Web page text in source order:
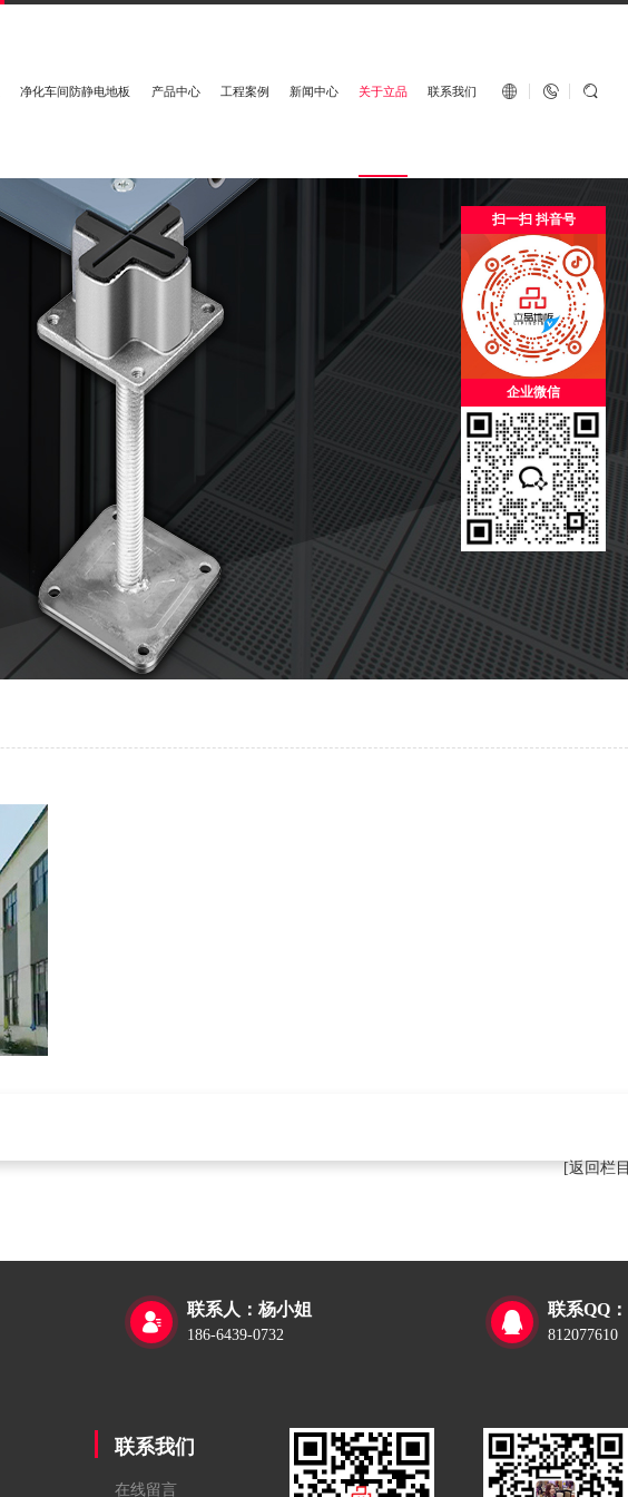
净化车间防静电地板 产品中心 工程案例 新闻中心 关于立品 联系我们 English  
[返回栏

联系人：杨小姐
186-6439-0732

联系QQ：
812077610
联系我们
在线留言
扫一扫 抖音号
企业微信